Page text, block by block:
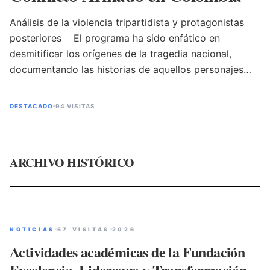
Análisis de la violencia tripartidista y protagonistas
posteriores El programa ha sido enfático en
desmitificar los orígenes de la tragedia nacional,
documentando las historias de aquellos personajes
Sangrenegra, Tarzán, Resplandor y El Mico, el cura
tripartidista de los años 50 y 60 —promovida por
ejecutó masacres inenarrables, despojos de tierras,
DESTACADO 94 VISITAS
ARCHIVO HISTÓRICO
NOTICIAS 57 VISITAS 2026
Actividades académicas de la Fundación